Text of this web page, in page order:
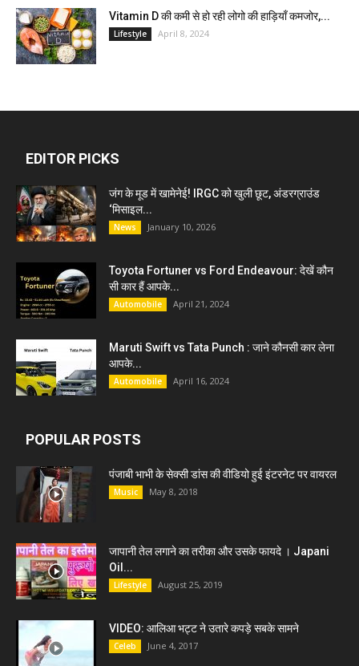
Vitamin D की कमी से हो रही लोगो की हाड़ियाँ कमजोर,...
Lifestyle April 8, 2024
EDITOR PICKS
जंग के मूड में खामेनेई! IRGC को खुली छूट, अंडरग्राउंड
‘मिसाइल...
News January 10, 2026
Toyota Fortuner vs Ford Endeavour: देखें कौन
सी कार हैं आपके...
Automobile April 21, 2024
Maruti Swift vs Tata Punch : जाने कौनसी कार लेना
आपके...
Automobile April 16, 2024
POPULAR POSTS
पंजाबी भाभी के सेक्सी डांस की वीडियो हुई इंटरनेट पर वायरल
Music May 8, 2018
जापानी तेल लगाने का तरीका और उसके फायदे । Japani
Oil...
Lifestyle August 25, 2019
VIDEO: आलिआ भट्ट ने उतारे कपड़े सबके सामने
Celeb June 4, 2017